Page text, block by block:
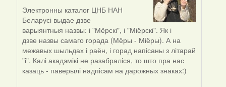
In
reply
to
by
Harrier
Электронны каталог ЦНБ НАН
Беларусі выдае дзве
варыянтныя назвы: і "Мёрскі", і "Міёрскі". Як і
дзве назвы самаго горада (Мёры - Міёры). А на
межавых шыльдах і раён, і горад напісаны з літарай
"і". Калі акадэмікі не разабраліся, то што пра нас
казаць - паверылі надпісам на дарожных знаках:)